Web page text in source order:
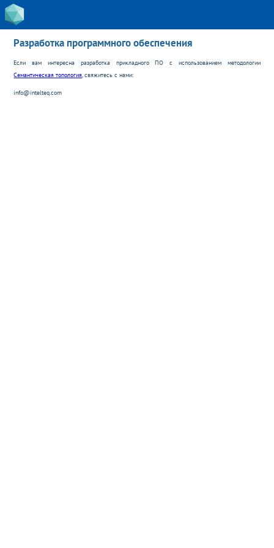
Разработка программного обеспечения
Если вам интересна разработка прикладного ПО с использованием методологии
Семантическая топология, свяжитесь с нами:
info@intelteq.com